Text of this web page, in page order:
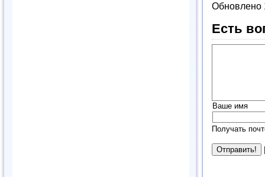
Обновлено
Есть
Ваше имя
Получать